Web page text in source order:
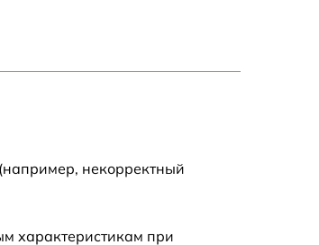
некорректный
характеристикам при